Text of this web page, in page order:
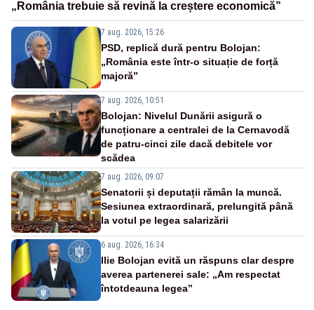
„România trebuie să revină la creștere economică”
7 aug. 2026, 15:26
PSD, replică dură pentru Bolojan:
„România este într-o situație de forță
majoră”
7 aug. 2026, 10:51
Bolojan: Nivelul Dunării asigură o
funcționare a centralei de la Cernavodă
de patru-cinci zile dacă debitele vor
scădea
7 aug. 2026, 09:07
Senatorii și deputații rămân la muncă.
Sesiunea extraordinară, prelungită până
la votul pe legea salarizării
6 aug. 2026, 16:34
Ilie Bolojan evită un răspuns clar despre
averea partenerei sale: „Am respectat
întotdeauna legea”